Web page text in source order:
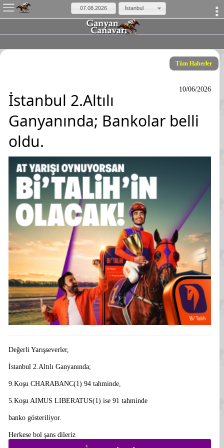
İstanbul
Tüm Haberler
10/06/2026
İstanbul 2.Altılı
Ganyanında; Bankolar belli
oldu.
Değerli Yarışseverler,
İstanbul 2.Altılı Ganyanında;
9.Koşu CHARABANC(1) 94 tahminde,
5.Koşu AIMUS LIBERATUS(1) ise 91 tahminde
banko gösteriliyor.
Herkese bol şans dileriz
×